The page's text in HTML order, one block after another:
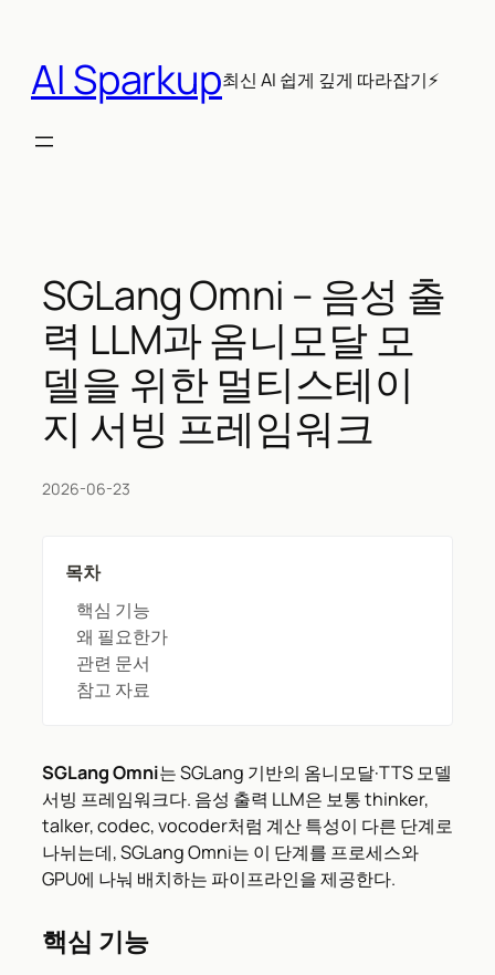
AI Sparkup최신 AI 쉽게 깊게 따라잡기⚡
SGLang Omni – 음성 출
력 LLM과 옴니모달 모
델을 위한 멀티스테이
지 서빙 프레임워크
2026-06-23
목차
핵심 기능
왜 필요한가
관련 문서
참고 자료
SGLang Omni는 SGLang 기반의 옴니모달·TTS 모델
서빙 프레임워크다. 음성 출력 LLM은 보통 thinker,
talker, codec, vocoder처럼 계산 특성이 다른 단계로
나뉘는데, SGLang Omni는 이 단계를 프로세스와
GPU에 나눠 배치하는 파이프라인을 제공한다.
핵심 기능